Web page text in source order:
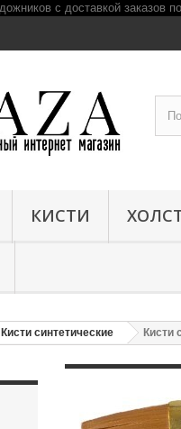
КИСТИ
Кисти синтетические Кисти